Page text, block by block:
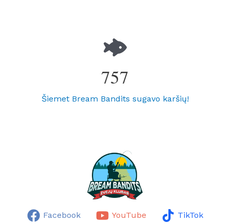
757
Šiemet Bream Bandits sugavo karšių!
Facebook YouTube TikTok